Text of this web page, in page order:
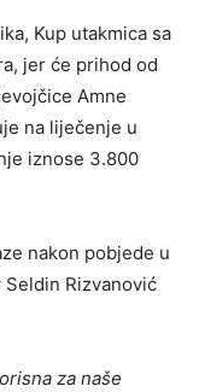
Kup utakmica sa
jer će prihod od
Amne
na liječenje u
iznose 3.800
nakon pobjede u
Rizvanović
za naše